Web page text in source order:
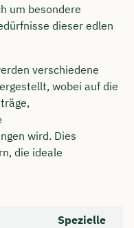
um besondere
dieser edlen
verschiedene
wobei auf die
wird. Dies
die ideale
Spezielle